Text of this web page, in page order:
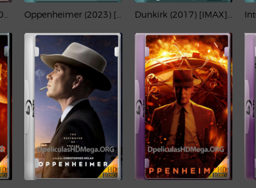
Blood Diamond (2006) REMUX 1080p Latino – CMHDD Oppenheimer (2023) [IMAX] REMUX 4K HDR Latino – CMHDD Dunkirk (2017) [IMAX] REMUX 4K HDR Latino – CMHDD